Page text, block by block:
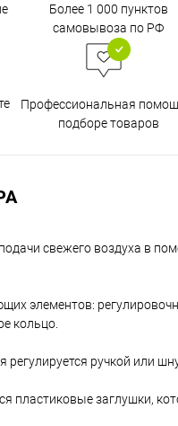
Более 1 000 пунктов
самовывоза по РФ
Профессиональная
подборе товаров
свежего воздуха в
элементов:
кольцо.
ручкой или
пластиковые заглушки,